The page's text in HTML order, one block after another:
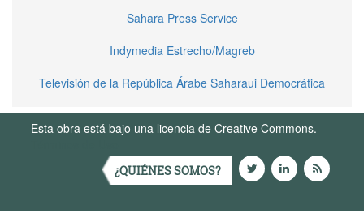
Sahara Press Service
Indymedia Estrecho/Magreb
Televisión de la República Árabe Saharaui Democrática
Esta obra está bajo una licencia de Creative Commons.
¿QUIÉNES SOMOS?